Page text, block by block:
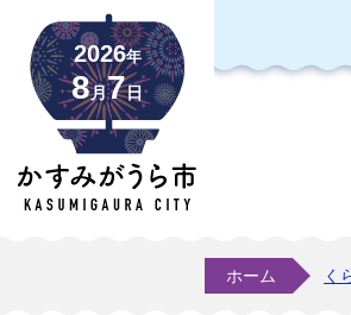
2026年
8月7日
ホーム く